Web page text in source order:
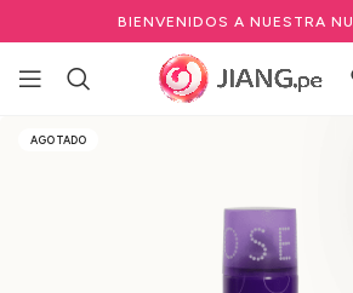
BIENVENIDOS A NUESTRA
Inicio Salones de Belleza
Cuidado del
AGOTADO